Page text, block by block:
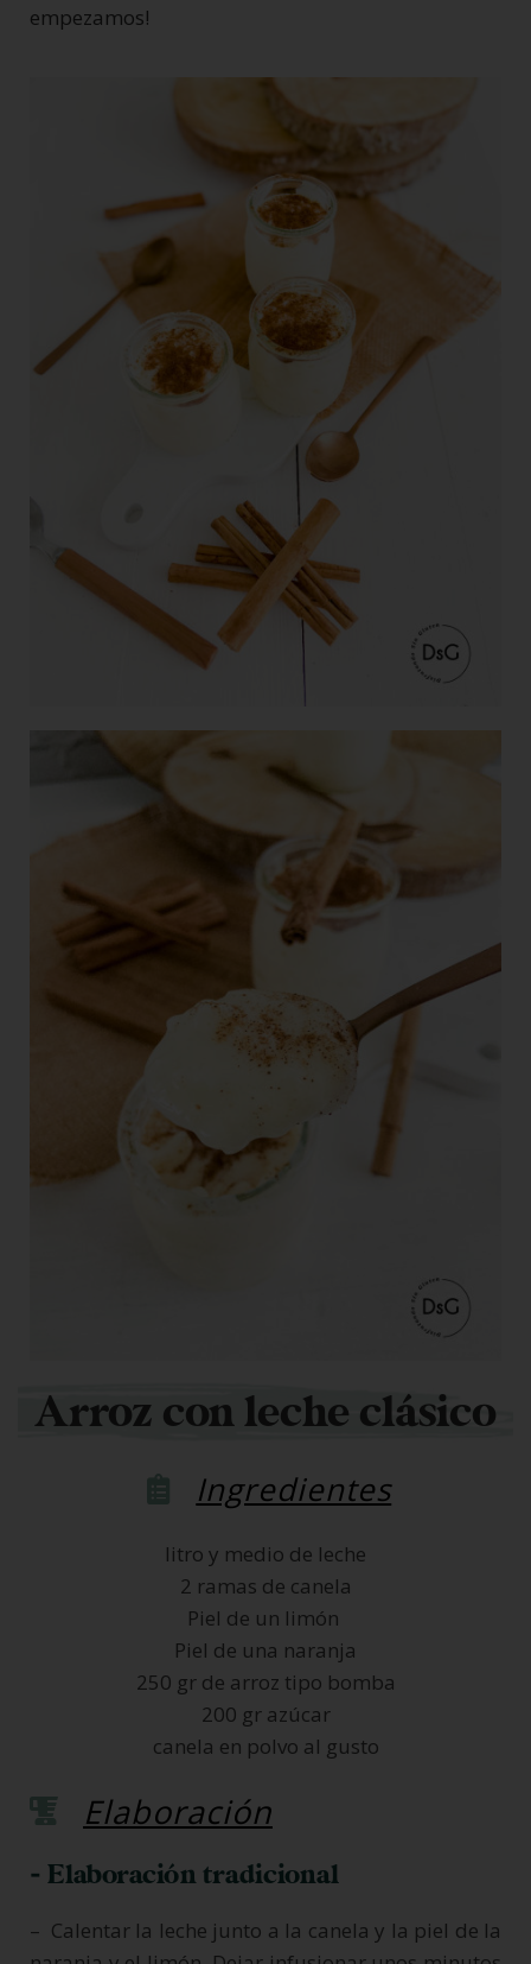
empezamos!
Arroz con leche clásico
Ingredientes
litro y medio de leche
2 ramas de canela
Piel de un limón
Piel de una naranja
250 gr de arroz tipo bomba
200 gr azúcar
canela en polvo al gusto
Elaboración
- Elaboración tradicional
– Calentar la leche junto a la canela y la piel de la